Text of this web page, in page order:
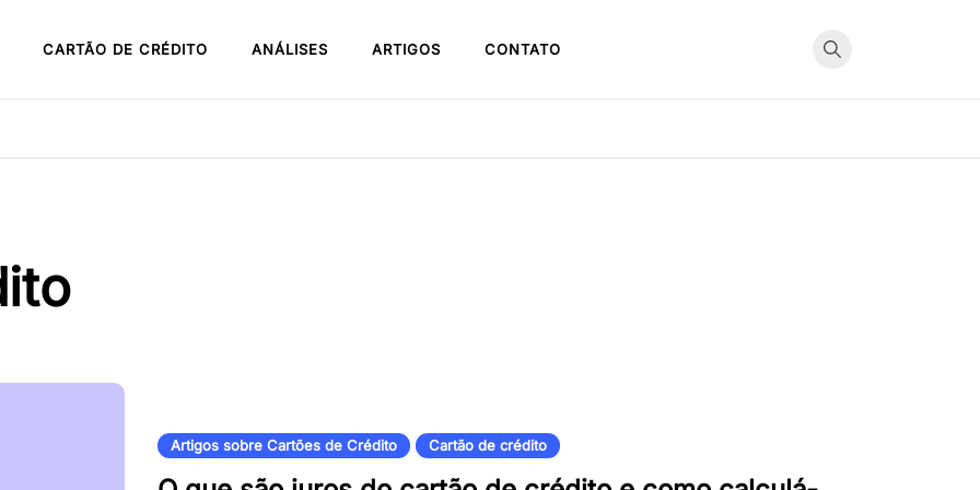
CARTÃO DE CRÉDITO ANÁLISES ARTIGOS CONTATO
Artigos sobre Cartões de Crédito Cartão de crédito